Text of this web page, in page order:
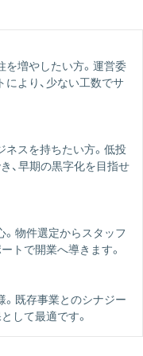
を増やしたい方。運営委
より、少ない工数でサ
スを持ちたい方。低投
、早期の黒字化を目指せ
物件選定からスタッフ
トで開業へ導きます。
。既存事業とのシナジー
して最適です。